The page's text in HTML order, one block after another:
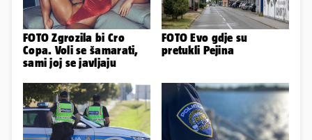
FOTO Zgrozila bi Cro
Copa. Voli se šamarati,
sami joj se javljaju
FOTO Evo gdje su
pretukli Pejina